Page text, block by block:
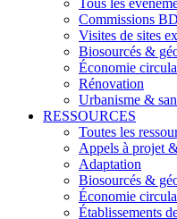
Commissions
Visites de sites
Biosourcés &
Économie
Rénovation
Urbanisme &
RESSOURCES
Toutes les
Appels à projet
Adaptation
Biosourcés &
Économie
Établissements